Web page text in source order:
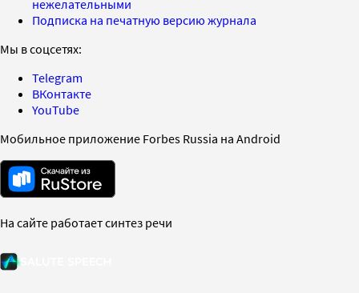
нежелательными
Подписка на печатную версию журнала
Мы в соцсетях:
Telegram
ВКонтакте
YouTube
Мобильное приложение Forbes Russia на Android
На сайте работает синтез речи